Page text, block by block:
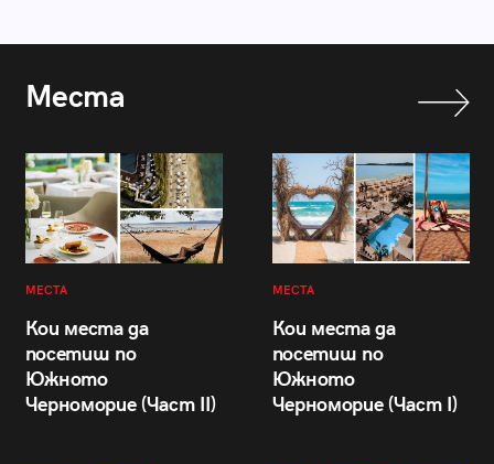
Места
МЕСТА
Кои места да
посетиш по
Южното
Черноморие (Част II)
МЕСТА
Кои места да
посетиш по
Южното
Черноморие (Част I)